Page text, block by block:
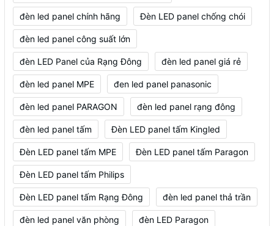
đèn led panel chính hãng Đèn LED panel chống chói
đèn led panel công suất lớn
đèn LED Panel của Rạng Đông đèn led panel giá rẻ
đèn led panel MPE đen led panel panasonic
đèn led panel PARAGON đèn led panel rạng đông
đèn led panel tấm Đèn LED panel tấm Kingled
Đèn LED panel tấm MPE Đèn LED panel tấm Paragon
Đèn LED panel tấm Philips
Đèn LED panel tấm Rạng Đông đèn led panel thả trần
đèn led panel văn phòng đèn LED Paragon